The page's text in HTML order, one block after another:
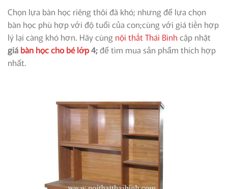
Chọn lựa bàn học riêng thôi đã khó; nhưng để lựa chọn
bàn học phù hợp với độ tuổi của con;cùng với giá tiền hợp
lý lại càng khó hơn. Hãy cùng nội thất Thái Bình cập nhật
giá bàn học cho bé lớp4;để tìm mua sản phẩm thích hợp
nhất.